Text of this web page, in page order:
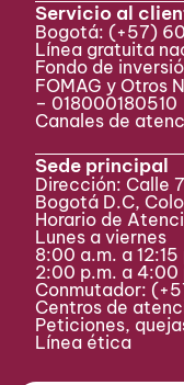
Servicio al
Bogotá: (+57)
Línea gratuita
Fondo de
FOMAG y Otros
– 018000180510
Canales de
Sede principal
Dirección: Calle
Bogotá D.C,
Horario de
Lunes a viernes
8:00 a.m. a
2:00 p.m. a 4:00
Conmutador:
Centros de
Peticiones,
Línea ética